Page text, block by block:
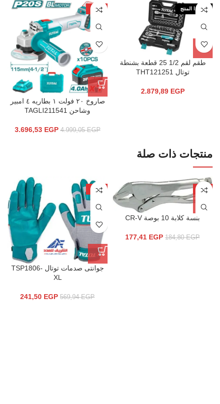
نفذ هذا المنتج
طقم لقم 1/2 25 قطعة بشنطة
توتال THT121251
2.879,89 EGP
-26%
صاروخ ٢٠ فولت ١ بطاريه ٤ امبير
وشاحن TAGLI211541
4.999,05EGP
3.696,53 EGP
منتجات ذات صلة
-4%
بنسة كلابة 10 بوصة CR-V
184,80EGP
177,41 EGP
-58%
جوانتى صدمات توتال TSP1806-
XL
569,94EGP
241,50 EGP